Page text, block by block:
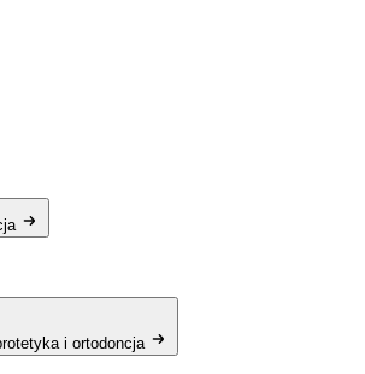
i ortodoncja